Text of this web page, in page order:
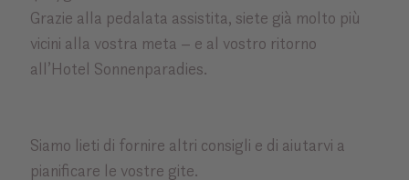
Grazie alla pedalata assistita, siete già molto più
vicini alla vostra meta – e al vostro ritorno
all’Hotel Sonnenparadies.
Siamo lieti di fornire altri consigli e di aiutarvi a
pianificare le vostre gite.